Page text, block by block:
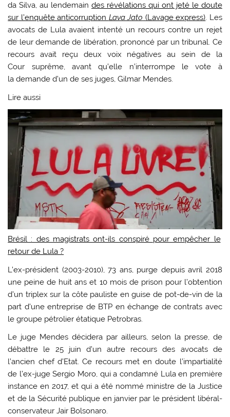
da Silva, au lendemaindes révélations qui ont jeté le doute
sur l’enquête anticorruption Lava Jato (Lavage express). Les
avocats de Lula avaient intenté un recours contre un rejet
de leur demande de libération, prononcé par un tribunal. Ce
recours avait reçu deux voix négatives au sein de la
Cour suprême, avant qu’elle n’interrompe le vote à
la demande d’un de ses juges, Gilmar Mendes.
Lire aussi
Brésil : des magistrats ont-ils conspiré pour empêcher le
retour de Lula ?
L’ex-président (2003-2010), 73 ans, purge depuis avril 2018
une peine de huit ans et 10 mois de prison pour l’obtention
d’un triplex sur la côte pauliste en guise de pot-de-vin de la
part d’une entreprise de BTP en échange de contrats avec
le groupe pétrolier étatique Petrobras.
Le juge Mendes décidera par ailleurs, selon la presse, de
débattre le 25 juin d’un autre recours des avocats de
l’ancien chef d’Etat. Ce recours met en doute l’impartialité
de l’ex-juge Sergio Moro, qui a condamné Lula en première
instance en 2017, et qui a été nommé ministre de la Justice
et de la Sécurité publique en janvier par le président libéral-
conservateur Jair Bolsonaro.